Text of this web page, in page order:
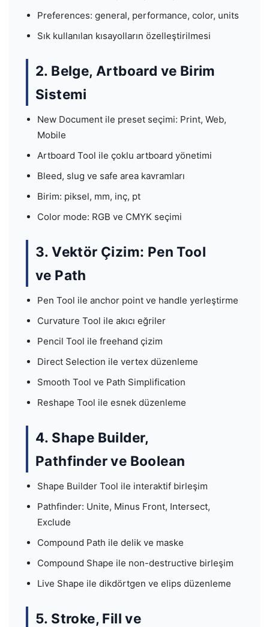
Preferences: general, performance, color, units
Sık kullanılan kısayolların özelleştirilmesi
2. Belge, Artboard ve Birim
Sistemi
New Document ile preset seçimi: Print, Web,
Mobile
Artboard Tool ile çoklu artboard yönetimi
Bleed, slug ve safe area kavramları
Birim: piksel, mm, inç, pt
Color mode: RGB ve CMYK seçimi
3. Vektör Çizim: Pen Tool
ve Path
Pen Tool ile anchor point ve handle yerleştirme
Curvature Tool ile akıcı eğriler
Pencil Tool ile freehand çizim
Direct Selection ile vertex düzenleme
Smooth Tool ve Path Simplification
Reshape Tool ile esnek düzenleme
4. Shape Builder,
Pathfinder ve Boolean
Shape Builder Tool ile interaktif birleşim
Pathfinder: Unite, Minus Front, Intersect,
Exclude
Compound Path ile delik ve maske
Compound Shape ile non-destructive birleşim
Live Shape ile dikdörtgen ve elips düzenleme
5. Stroke, Fill ve